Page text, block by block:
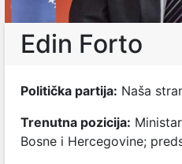
Edin Forto
Politička partija: Naša
Trenutna pozicija:
Bosne i Hercegovine;